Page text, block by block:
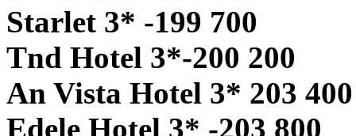
Starlet 3* -199 700
Tnd Hotel 3*-200 200
An Vista Hotel 3* 203 400
Edele Hotel 3* -203 800